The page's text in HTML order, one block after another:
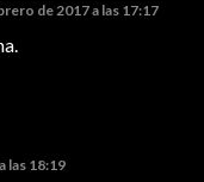
de 2017 a las 17:17
las 18:19